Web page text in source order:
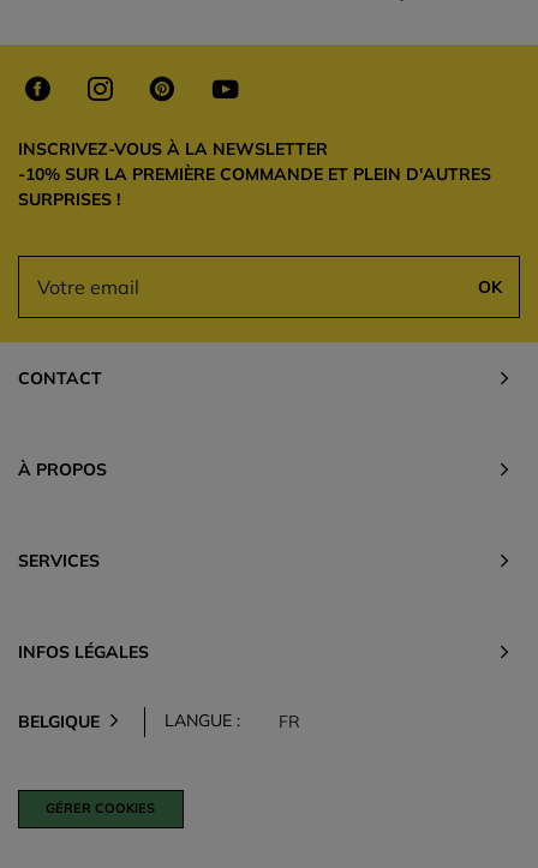
INSCRIVEZ-VOUS À LA NEWSLETTER
-10% SUR LA PREMIÈRE COMMANDE ET PLEIN D'AUTRES
SURPRISES !
OK
CONTACT
À PROPOS
SERVICES
INFOS LÉGALES
BELGIQUE LANGUE : FR
GÉRER COOKIES